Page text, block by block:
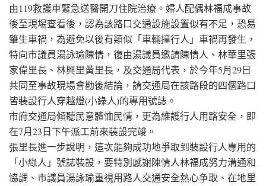
由119救護車緊急送醫開刀住院治療。婦人配偶林福成事故
後至現埸查看後，認為該路口交通設施設置似有不足，恐易
肇生車禍，為避免以後有類似「車輛撞行人」車禍再發生，
特向市議員湯詠瑜陳情，復由湯議員邀請陳情人、林華里張
家偉里長、林興里黃里長，及交通局代表，於今年5月29日
共同至事故現場會勘後結論，請交通局在該路段的四個路口
皆裝設行人穿越燈(小綠人)的專用號誌。
市府交通局傾聽民意體恤民情，更為維護行人用路安全，即
在7月23日下午派工前來裝設完竣。
張里長進一步說明，這次能夠成功地爭取到裝設行人專用的
「小綠人」號誌裝設，要特別感謝陳情人林福成努力溝通和
恊調、市議員湯詠瑜重視用路人交通安全熱心争取、在地里